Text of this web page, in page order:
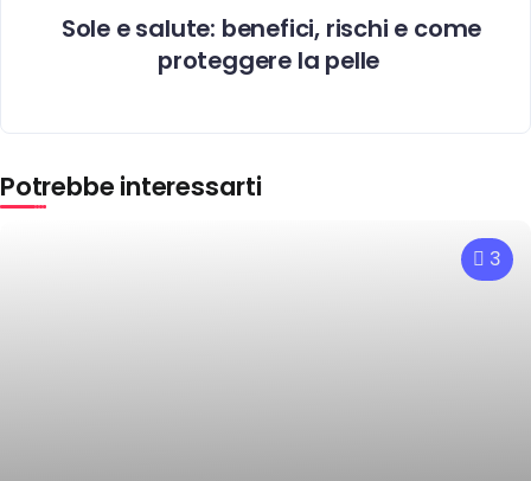
Sole e salute: benefici, rischi e come
proteggere la pelle
Potrebbe interessarti
3